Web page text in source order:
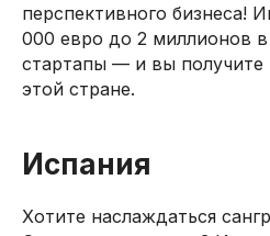
перспективного бизнеса!
000 евро до 2 миллионов
стартапы — и вы получите
этой стране.
Испания
Хотите наслаждаться